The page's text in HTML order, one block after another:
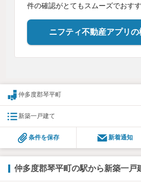
件の確認がとてもスムーズでおすす
ニフティ不動産アプリ
仲多度郡琴平町
新築一戸建て
条件を保存 新着通知
仲多度郡琴平町の駅から新築一戸